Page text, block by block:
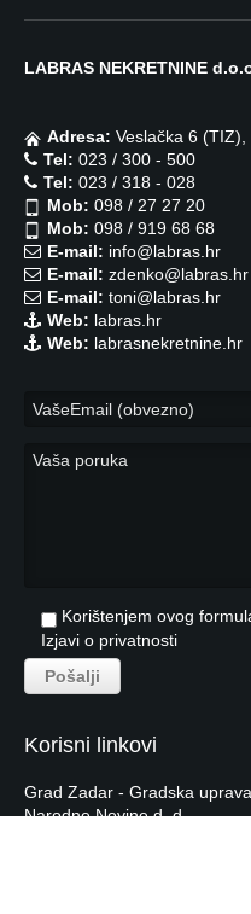
LABRAS NEKRETNINE
Adresa: Veslačka 6
Tel: 023 / 300 - 500
Tel: 023 / 318 - 028
Mob: 098 / 27 27 20
Mob: 098 / 919 68 68
E-mail: info@labras.hr
E-mail: zdenko@labras.hr
E-mail: toni@labras.hr
Web: labras.hr
Web: labrasnekretnine.hr
Korištenjem ovog
Izjavi o privatnosti
Korisni linkovi
Grad Zadar - Gradska uprava
Narodne Novine d. d.